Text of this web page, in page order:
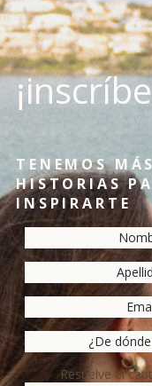
TENEMOS MÁS
HISTORIAS
INSPIRARTE
Resuelve el